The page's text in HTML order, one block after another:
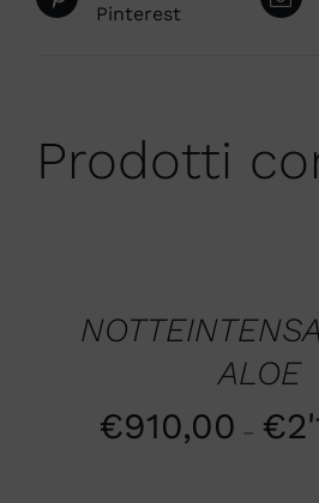
Pinterest
Prodotti
ALOE
€910,00 – €